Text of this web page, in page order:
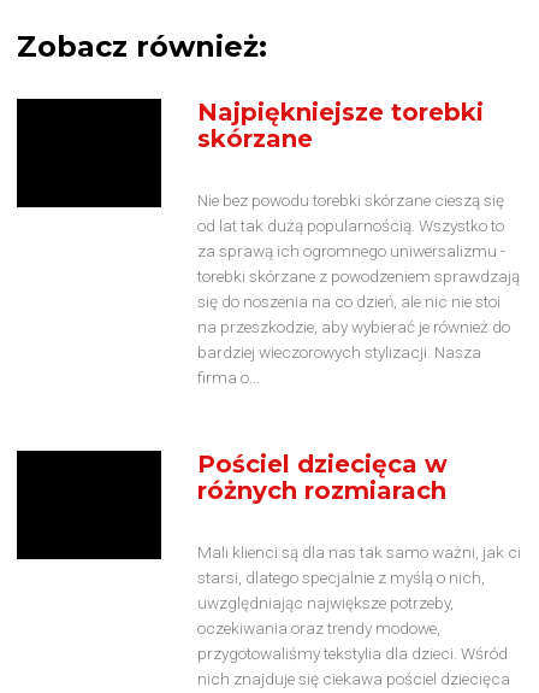
Zobacz również:
Najpiękniejsze torebki
skórzane
Nie bez powodu torebki skórzane cieszą się
od lat tak dużą popularnością. Wszystko to
za sprawą ich ogromnego uniwersalizmu -
torebki skórzane z powodzeniem sprawdzają
się do noszenia na co dzień, ale nic nie stoi
na przeszkodzie, aby wybierać je również do
bardziej wieczorowych stylizacji. Nasza
firma o...
Pościel dziecięca w
różnych rozmiarach
Mali klienci są dla nas tak samo ważni, jak ci
starsi, dlatego specjalnie z myślą o nich,
uwzględniając największe potrzeby,
oczekiwania oraz trendy modowe,
przygotowaliśmy tekstylia dla dzieci. Wśród
nich znajduje się ciekawa pościel dziecięca